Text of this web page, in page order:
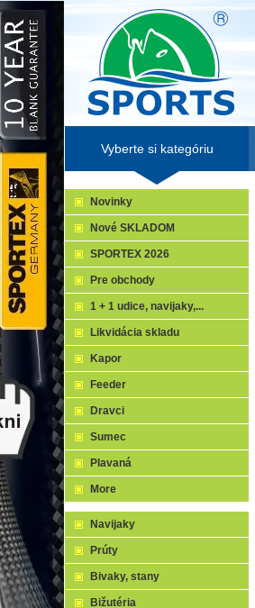
Novinky
Nové SKLADOM
SPORTEX 2026
Pre obchody
1 + 1 udice, navijaky,...
Likvidácia skladu
Kapor
Feeder
Dravci
Sumec
Plavaná
More
Navijaky
Prúty
Bivaky, stany
Bižutéria
Vyberte si kategóriu